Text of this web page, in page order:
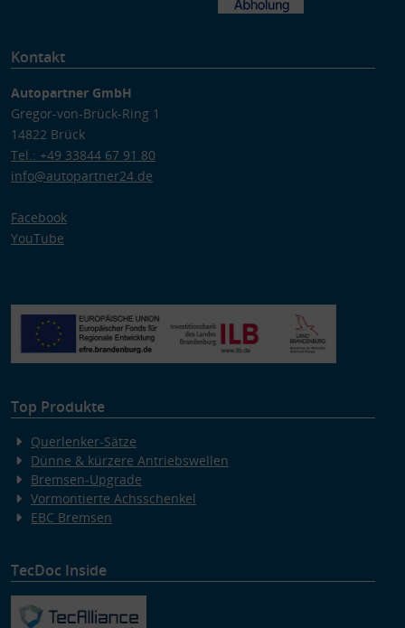
Kontakt
Autopartner GmbH
Gregor-von-Brück-Ring 1
14822 Brück
Tel.: +49 33844 67 91 80
info@autopartner24.de
Facebook
YouTube
Top Produkte
Querlenker-Sätze
Dünne & kürzere Antriebswellen
Bremsen-Upgrade
Vormontierte Achsschenkel
EBC Bremsen
TecDoc Inside